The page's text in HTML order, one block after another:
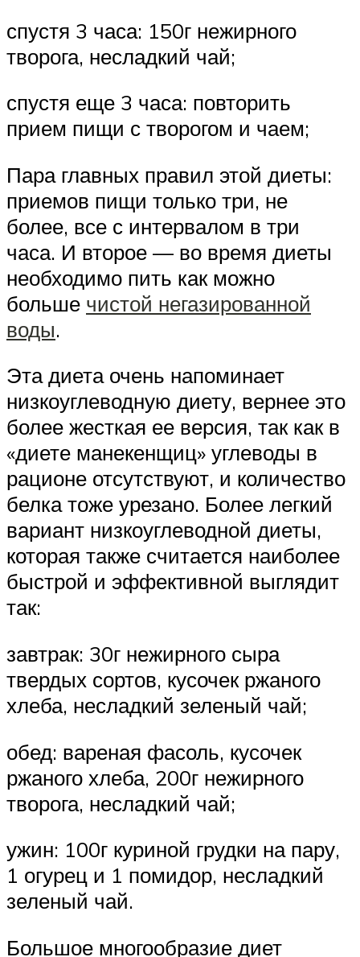
спустя 3 часа: 150г нежирного
творога, несладкий чай;
спустя еще 3 часа: повторить
прием пищи с творогом и чаем;
Пара главных правил этой диеты:
приемов пищи только три, не
более, все с интервалом в три
часа. И второе — во время диеты
необходимо пить как можно
больше чистой негазированной
воды.
Эта диета очень напоминает
низкоуглеводную диету, вернее это
более жесткая ее версия, так как в
«диете манекенщиц» углеводы в
рационе отсутствуют, и количество
белка тоже урезано. Более легкий
вариант низкоуглеводной диеты,
которая также считается наиболее
быстрой и эффективной выглядит
так:
завтрак: 30г нежирного сыра
твердых сортов, кусочек ржаного
хлеба, несладкий зеленый чай;
обед: вареная фасоль, кусочек
ржаного хлеба, 200г нежирного
творога, несладкий чай;
ужин: 100г куриной грудки на пару,
1 огурец и 1 помидор, несладкий
зеленый чай.
Большое многообразие диет